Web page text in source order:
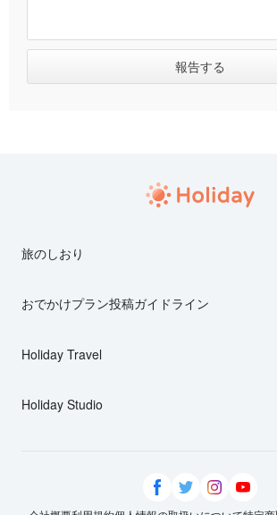
旅のしおり
おでかけプラン投稿ガイドライン
Holiday Travel
Holiday Studio